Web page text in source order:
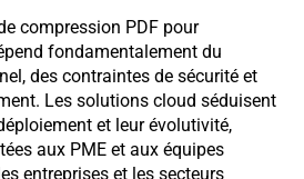
compression PDF pour
fondamentalement du
des contraintes de sécurité et
Les solutions cloud séduisent
et leur évolutivité,
aux PME et aux équipes
entreprises et les secteurs